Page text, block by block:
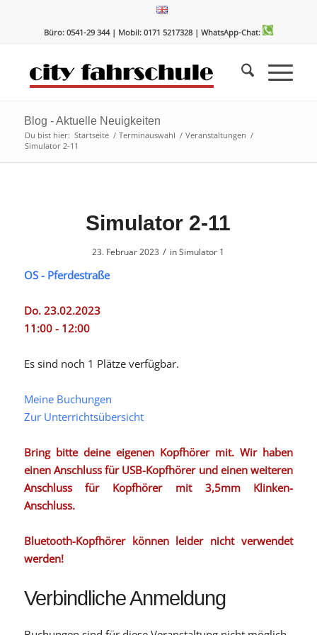
Büro: 0541-29 344 | Mobil: 0171 5217328 | WhatsApp-Chat:
Blog - Aktuelle Neuigkeiten
Du bist hier: Startseite / Terminauswahl / Veranstaltungen /
Simulator 2-11
Simulator 2-11
23. Februar 2023 / inSimulator 1
OS - Pferdestraße
Do. 23.02.2023
11:00 - 12:00
Es sind noch 1 Plätze verfügbar.
Meine Buchungen
Zur Unterrichtsübersicht
Bring bitte deine eigenen Kopfhörer mit. Wir haben
einen Anschluss für USB-Kopfhörer und einen weiteren
Anschluss für Kopfhörer mit 3,5mm Klinken-
Anschluss.
Bluetooth-Kopfhörer können leider nicht verwendet
werden!
Verbindliche Anmeldung